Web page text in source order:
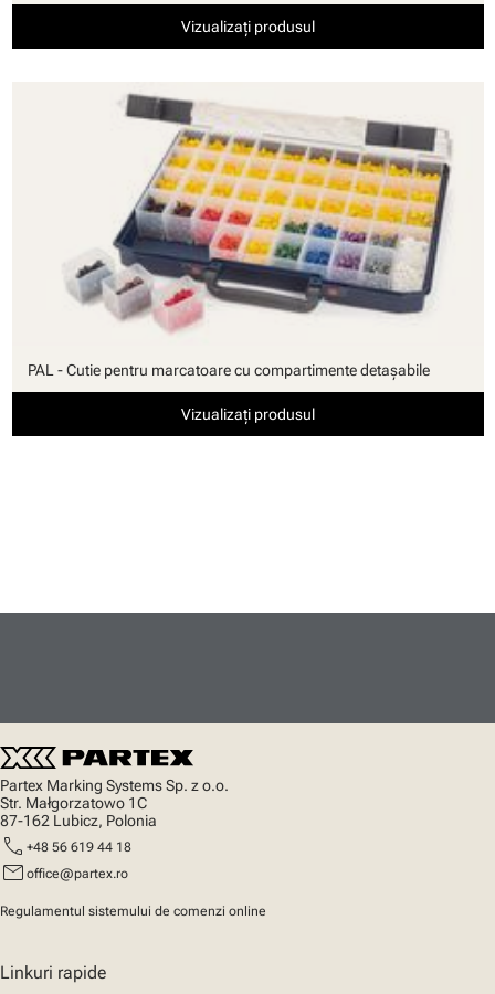
Vizualizați produsul
PAL - Cutie pentru marcatoare cu compartimente detaşabile
Vizualizați produsul
Partex Marking Systems Sp. z o.o.
Str. Małgorzatowo 1C
87-162 Lubicz, Polonia
call +48 56 619 44 18
mail office@partex.ro
Regulamentul sistemului de comenzi online
Linkuri rapide